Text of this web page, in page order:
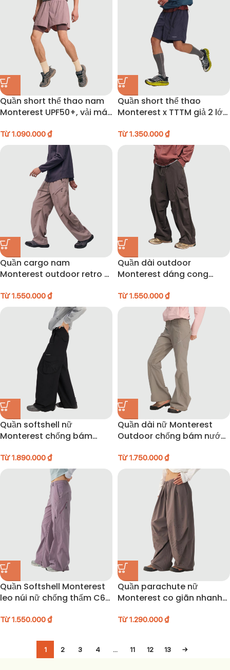
Quần short thể thao nam
Monterest UPF50+, vải mát
Từ1.090.000₫
Quần short thể thao
Monterest x TTTM giả 2 lớp
Từ1.350.000₫
Quần cargo nam
Monterest outdoor retro –
Từ1.550.000₫
Quần dài outdoor
Monterest dáng cong
25NOCK025
Từ1.550.000₫
Quần softshell nữ
Monterest chống bám
Từ1.890.000₫
Quần dài nữ Monterest
Outdoor chống bám nước
Từ1.750.000₫
Quần Softshell Monterest
leo núi nữ chống thấm C6
Từ1.550.000₫
Quần parachute nữ
Monterest co giãn nhanh
Từ1.290.000₫
1 2 3 4 … 11 12 13 →